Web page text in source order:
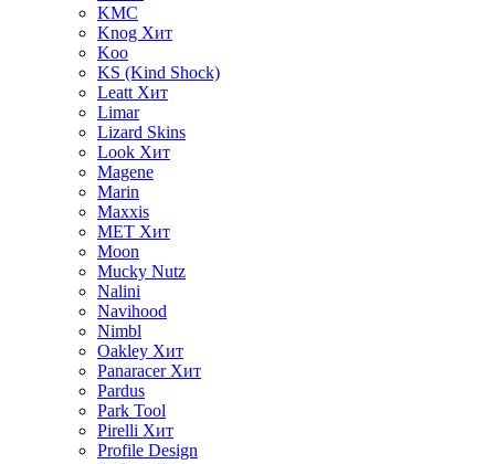
KMC
Knog Хит
Koo
KS (Kind Shock)
Leatt Хит
Limar
Lizard Skins
Look Хит
Magene
Marin
Maxxis
MET Хит
Moon
Mucky Nutz
Nalini
Navihood
Nimbl
Oakley Хит
Panaracer Хит
Pardus
Park Tool
Pirelli Хит
Profile Design